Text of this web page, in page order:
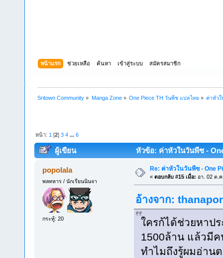
หน้าแรก ช่วยเหลือ ค้นหา เข้าสู่ระบบ สมัครสมาชิก
Sritown Community » Manga Zone» One Piece TH วันพีช แปลไทย» ค่าหัวใ
หน้า: 1 [2]3 4 ...6
ผู้เขียน หัวข้อ: ค่าหัวในวันพีซ -
popolala
พลทหาร / นักเรียนนินจา
กระทู้: 20
Re: ค่าหัวในวันพีซ - One
« ตอบกลับ #15 เมื่อ: อา. 02 ต.
อ้างจาก:
ใครก้ได้ช่วยหาป
1500ล้าน แล้วมี
ทำไมถึงรู้ผมอ่าน